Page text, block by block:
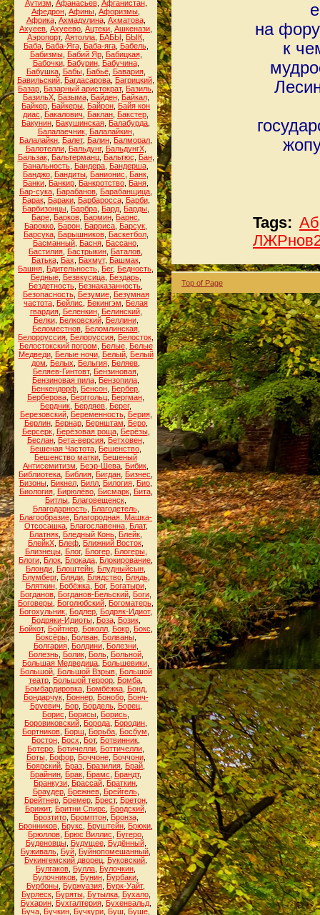
Аутизм Афанасьев, Афганистан,
Афедрон Афины Афоризмы
Африка, Ахмадулина, Ахматова,
Ахуеев Ахуеево Ацтеки Ашкенази
Аэропорт, Аятолла БАБЫ БЫК
Баба, Баба-Яга, Баба-яга, Бабель,
Бабизмы, Бабий Яр, Бабицкая,
Бабочки, Бабурин, Бабучина,
Бабушка, Бабы, Бабьё, Бавария,
Бавильский Багдасарова Багрицкий
Базар Базарный аристократ, Базиль
БазильХ, Базыма, Байден, Байкал,
Байкер Байкеры Байрон Байя кон
диас
Бакалович Баклан Бакстер
Бакунин Бакушинская Балабурда
Балалаечник, Балалайкин,
Балалайкн Балет, Балин Балморал
Балотелли, Бальдунг, БальдунгХ,
Бальзак, Бальтерманц, Бальтюс Бан,
Банальность Бандера Бандерша
Банджо Бандиты Банионис Банк
Банки Банкир Банкротство Баня
Бар-сука Барабанов Барабанщица
Барак, Бараки, Барбаросса, Барби,
Барбизонцы Барбра Бард Барды
Баре Барков Бармин Барнс
Барокко Барон Барриса Барсук
Барсука, Барышников, Баскетбол,
Басманный Басня Бассано
Бастилия Бастрыкин Баталов
Батька, Бах Бахмут, Башмак,
Башня Бдительность Бег, Бедность
Бедные, Безвкусица, Бездарь,
Бездетность Безнаказанность
Безопасность, Безумие, Безумная
частота Бейлис Бекингэм
Белая
гвардия, Беленкин, Белинский,
Белки, Белковский, Беллини,
Беломестнов, Беломлинская,
Белорруссия Белоруссия Белосток
Белостокский погром
Белые, Белые
Медведи, Белые ночи, Белый, Белый
дом
Белых Бельгия Беляев
Беляев-Гинтовт, Бензиновая
Бензиновая пила Бензопила
Бенкендорф Бенсон Бербер
Берберова Берггольц Бергман
Бердник Бердяев Берег,
Березовский, Беременность, Берия,
Берлин, Бернар, Бернштам Беро,
Берсерк, Берёзовая роща, Берёзы,
Беслан Бета-версия Бетховен
Бешеная Частота Бешенство
Бешенство матки Бешеный
Антисемитизм
Беэр-Шева Бибик
Библиотека Библия Бигдан Бизнес
Бизоны Бикнел Билл Билогия Био
Биология, Бирюлёво, Бисмарк, Бита,
Битлы Благовещенск
Благодарность, Благодетель,
Благообразие Благородная. Машка-
Отсосашка, Благославенна, Блат,
Блатняк Бледный Конь Блейк
БлейкХ Блеф Ближний Восток
Близнецы, Блог, Блогер, Блогеры,
Блоги Блок Блокада Блокирование
Блонди Блоштейн Блудныйсын
Блумберг, Бляди, Блядство, Блядь,
Бляткин, Бобёжка, Бог, Богатыри,
Богданов Богданов-Бельский Боги
Боговеры Боголюбский Богоматерь
Богохульник Бодлер Бодряк-Идиот,
Бодряки-Идиоты, Боза, Бозик,
Бойкот, Бойтнер, Боколл, Бокр, Бокс
Боксёры, Болван, Болваны,
Болгария, Болдини, Болезни,
Болезнь, Болик, Боль, Больной,
Большая Медведица Большевики
Большой, Большой Взрыв, Большой
театр Большой террор Бомба
Бомбардировка, Бомбёжка, Бонд,
Бондарчук, Боннер, Бонобо, Бонч-
Бруевич
Бор, Бордель, Борец,
Борис
Борисы Борись
Боровиковский Борода Бородин
Бортников Борщ Борьба Босбум
Бостон Босх Бот, Ботвинник
Ботеро Ботичелли Боттичелли
Боты, Бофор, Боччоне, Боччони,
Боярский Браз Бразилия Брай
Брайнин Брак Брамс Брандт,
Бранкузи Брассай Браткин
Браудер, Брежнев, Брейгель,
Брейтнер, Бремер, Брест, Бретон,
Брижит, Бритни Спирс Бродский
Брозтито, Бромптон, Бронза,
Бронников Брукс Бруштейн Брюки
Брюллов Брюс Виллис Бугеро
Буденовцы, Будущее, Будённый,
Буживаль Буй Буйнопомешанный
Букингемский дворец Буковский
Булгаков Булла Булочкин
Булочников Бунин Бурбаки
Бурбоны Буржуазия Бурк-Уайт,
Бурлеск, Буряты, Бутылка, Бухало,
Бухарин, Бухгалтерия, Бухенвальд,
Буча Бучкин Бучкури Буш Буше
на
к
Tags:
Top of Page